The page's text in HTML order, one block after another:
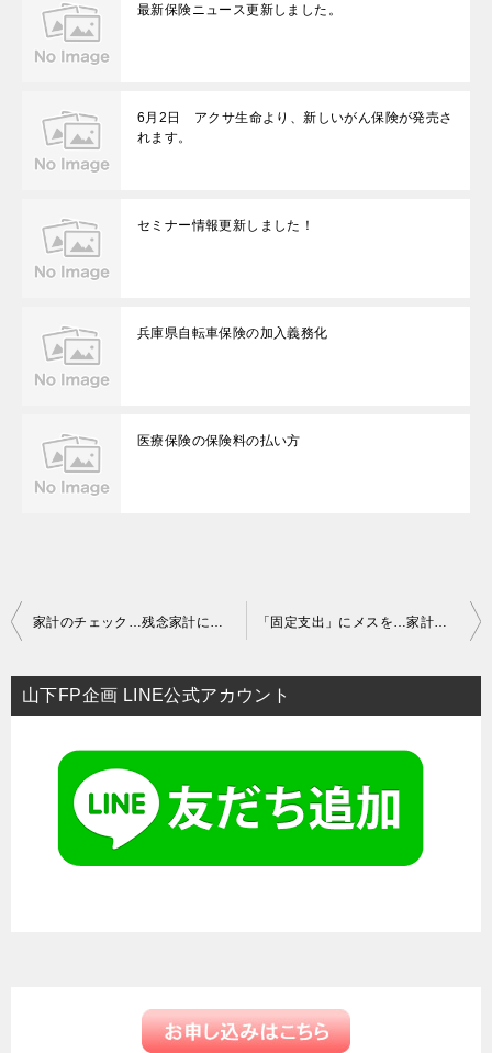
最新保険ニュース更新しました。
6月2日 アクサ生命より、新しいがん保険が発売さ
れます。
セミナー情報更新しました！
兵庫県自転車保険の加入義務化
医療保険の保険料の払い方
投
ナ
家計のチェック…残念家計にならないために 「固定支出」にメスを…家計の改善2
山下FP企画 LINE公式アカウント